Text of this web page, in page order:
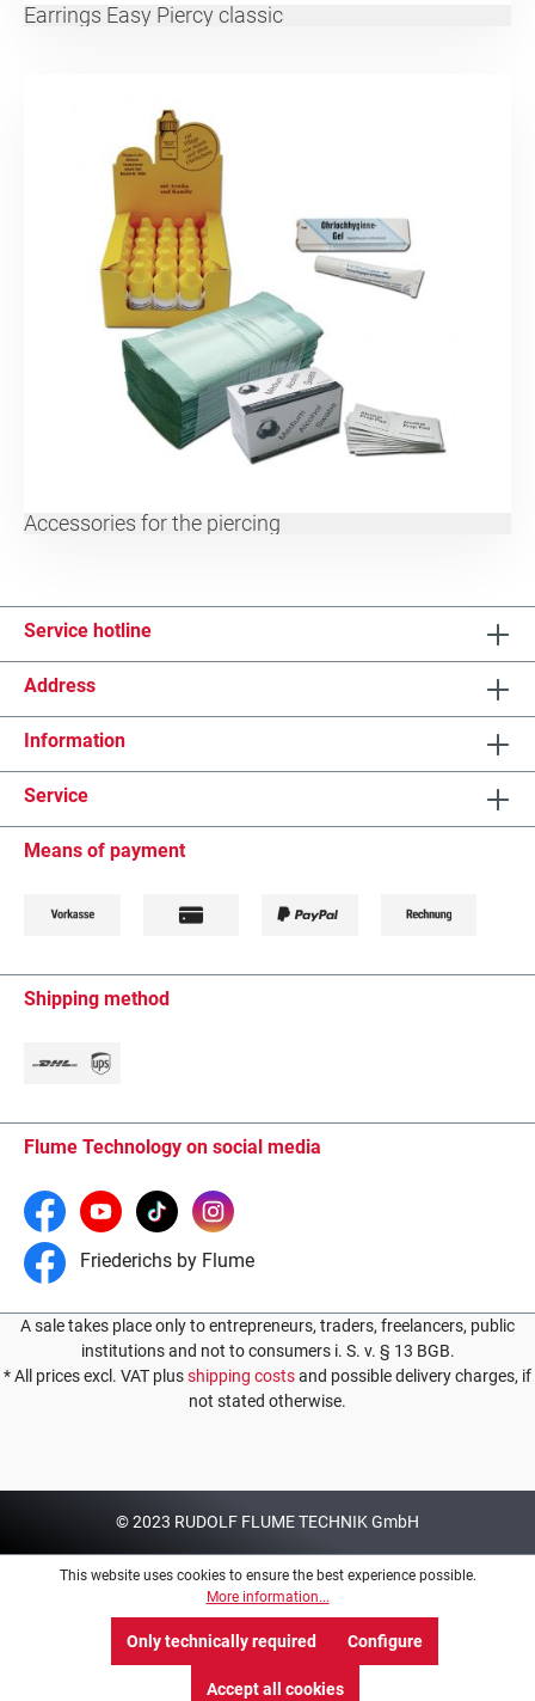
Earrings Easy Piercy classic
Accessories for the piercing
Service hotline
Address
Information
Service
Means of payment
Shipping method
Flume Technology on social media
Friederichs by Flume
A sale takes place only to entrepreneurs, traders, freelancers, public
institutions and not to consumers i. S. v. § 13 BGB.
* All prices excl. VAT plusshipping costsand possible delivery charges, if
not stated otherwise.
© 2023 RUDOLF FLUME TECHNIK GmbH
This website uses cookies to ensure the best experience possible.
More information...
Only technically required Configure
Accept all cookies